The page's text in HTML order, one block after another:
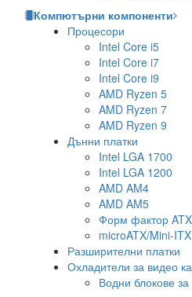
Компютърни компоненти
Процесори
Intel Core i5
Intel Core i7
Intel Core i9
AMD Ryzen 5
AMD Ryzen 7
AMD Ryzen 9
Дънни платки
Intel LGA 1700
Intel LGA 1200
AMD AM4
AMD AM5
Форм фактор ATX
microATX/Mini-ITX
Разширителни платки
Охладители за видео
Водни блокове за